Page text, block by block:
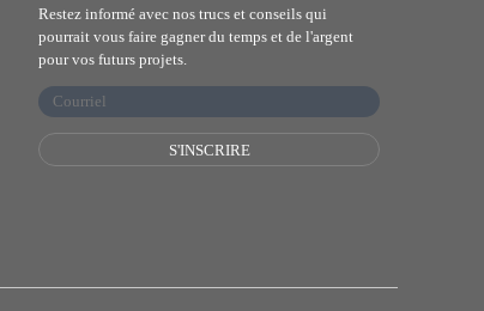
Restez informé avec nos trucs et conseils qui
pourrait vous faire gagner du temps et de l'argent
pour vos futurs projets.
S'INSCRIRE